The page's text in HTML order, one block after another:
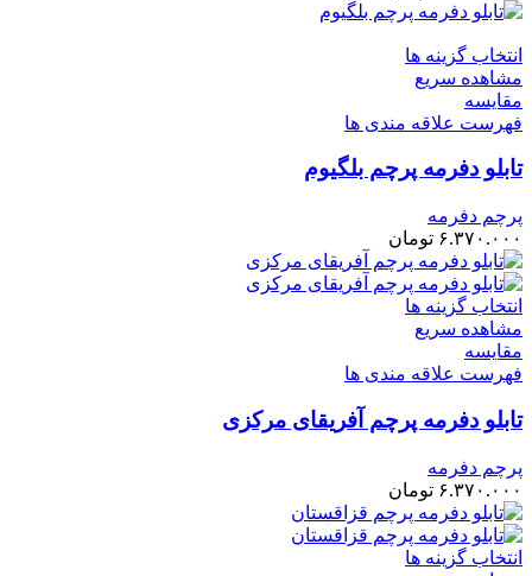
انتخاب گزینه ها
مشاهده سریع
مقایسه
فهرست علاقه مندی ها
تابلو دفرمه پرچم بلگیوم
پرچم دفرمه
۶.۳۷۰.۰۰۰ تومان
انتخاب گزینه ها
مشاهده سریع
مقایسه
فهرست علاقه مندی ها
تابلو دفرمه پرچم آفریقای مرکزی
پرچم دفرمه
۶.۳۷۰.۰۰۰ تومان
انتخاب گزینه ها